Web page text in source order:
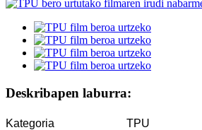
Deskribapen laburra:
Kategoria
TPU